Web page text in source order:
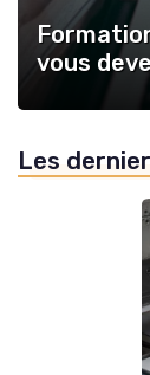
vous
Les